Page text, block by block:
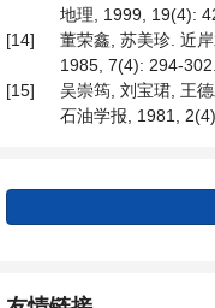
地理, 1999, 19(4):
[14]
董荣鑫, 苏美珍. 近
1985, 7(4): 294-302.
[15]
吴崇筠, 刘宝珺, 王
石油学报, 1981,